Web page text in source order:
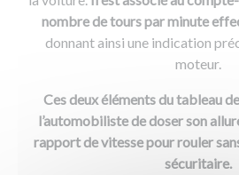
nombre de tours par minute
donnant ainsi une indication
moteur.
Ces deux éléments du tableau
l’automobiliste de doser son
rapport de vitesse pour rouler
sécuritaire.